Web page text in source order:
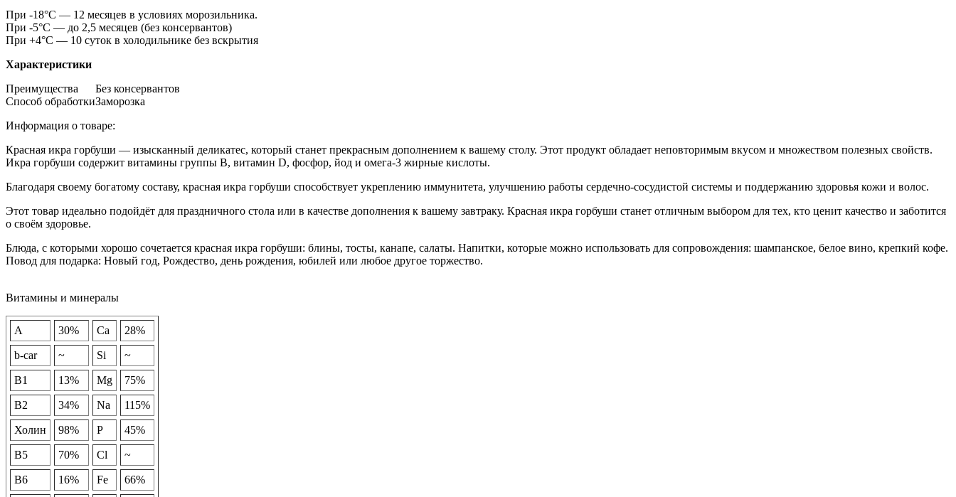
При -18°C — 12 месяцев в условиях морозильника.
При -5°C — до 2,5 месяцев (без консервантов)
При +4°C — 10 суток в холодильнике без вскрытия
Характеристики
Преимущества
Без консервантов
Способ обработкиЗаморозка
Информация о товаре:
Красная икра горбуши — изысканный деликатес, который станет прекрасным дополнением к вашему столу. Этот продукт обладает неповторимым вкусом и множеством полезных свойств.
Икра горбуши содержит витамины группы В, витамин D, фосфор, йод и омега-3 жирные кислоты.
Благодаря своему богатому составу, красная икра горбуши способствует укреплению иммунитета, улучшению работы сердечно-сосудистой системы и поддержанию здоровья кожи и волос.
Этот товар идеально подойдёт для праздничного стола или в качестве дополнения к вашему завтраку. Красная икра горбуши станет отличным выбором для тех, кто ценит качество и заботится
о своём здоровье.
Блюда, с которыми хорошо сочетается красная икра горбуши: блины, тосты, канапе, салаты. Напитки, которые можно использовать для сопровождения: шампанское, белое вино, крепкий кофе.
Повод для подарка: Новый год, Рождество, день рождения, юбилей или любое другое торжество.
Витамины и минералы
A 30% Ca 28%
b-car ~ Si ~
В1 13% Mg 75%
B2 34% Na 115%
Холин 98% P 45%
B5 70% Cl ~
B6 16% Fe 66%